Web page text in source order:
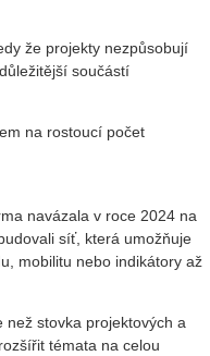
že projekty nezpůsobují
součástí
na rostoucí počet
navázala v roce 2024 na
síť, která umožňuje
mobilitu nebo indikátory až
než stovka projektových a
témata na celou